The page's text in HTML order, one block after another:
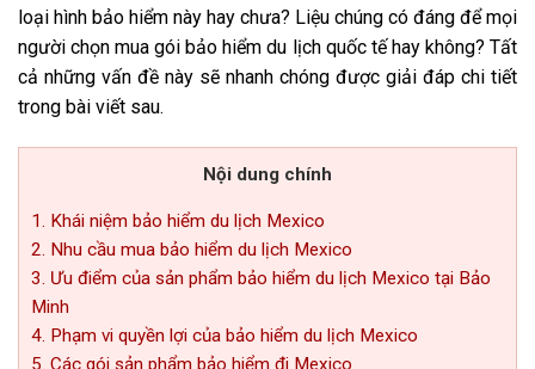
loại hình bảo hiểm này hay chưa? Liệu chúng có đáng để mọi
người chọn mua gói bảo hiểm du lịch quốc tế hay không? Tất
cả những vấn đề này sẽ nhanh chóng được giải đáp chi tiết
trong bài viết sau.
Nội dung chính
1. Khái niệm bảo hiểm du lịch Mexico
2. Nhu cầu mua bảo hiểm du lịch Mexico
3. Ưu điểm của sản phẩm bảo hiểm du lịch Mexico tại Bảo
Minh
4. Phạm vi quyền lợi của bảo hiểm du lịch Mexico
5. Các gói sản phẩm bảo hiểm đi Mexico